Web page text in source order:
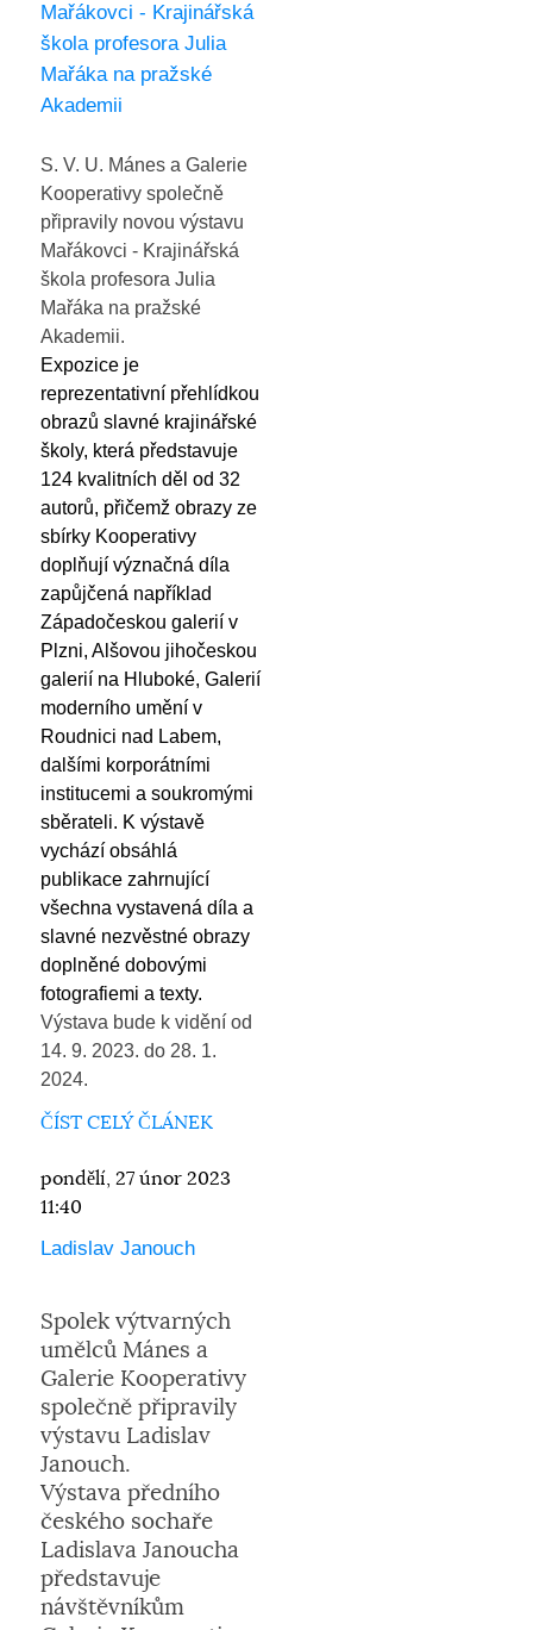
Mařákovci - Krajinářská
škola profesora Julia
Mařáka na pražské
Akademii
S. V. U. Mánes a Galerie
Kooperativy společně
připravily novou výstavu
Mařákovci - Krajinářská
škola profesora Julia
Mařáka na pražské
Akademii.
Expozice je
reprezentativní přehlídkou
obrazů slavné krajinářské
školy, která představuje
124 kvalitních děl od 32
autorů, přičemž obrazy ze
sbírky Kooperativy
doplňují význačná díla
zapůjčená například
Západočeskou galerií v
Plzni, Alšovou jihočeskou
galerií na Hluboké, Galerií
moderního umění v
Roudnici nad Labem,
dalšími korporátními
institucemi a soukromými
sběrateli. K výstavě
vychází obsáhlá
publikace zahrnující
všechna vystavená díla a
slavné nezvěstné obrazy
doplněné dobovými
fotografiemi a texty.
Výstava bude k vidění od
14. 9. 2023. do 28. 1.
2024.
ČÍST CELÝ ČLÁNEK
pondělí, 27 únor 2023
11:40
Ladislav Janouch
Spolek výtvarných
umělců Mánes a
Galerie Kooperativy
společně připravily
výstavu Ladislav
Janouch.
Výstava předního
českého sochaře
Ladislava Janoucha
představuje
návštěvníkům